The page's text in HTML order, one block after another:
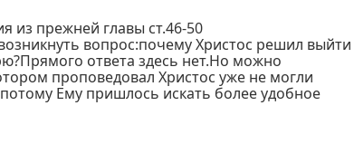
из прежней главы ст.46-50
вопрос:почему Христос решил выйти
ответа здесь нет.Но можно
проповедовал Христос уже не могли
Ему пришлось искать более удобное